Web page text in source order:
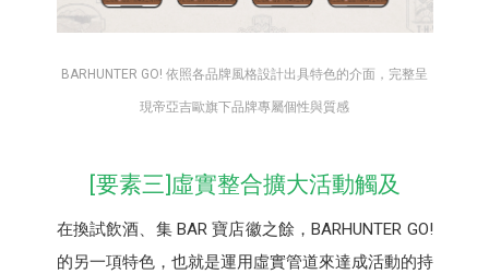
BARHUNTER GO! 依照各品牌風格設計出具特色的介面，完整呈
現帝亞吉歐旗下品牌專屬個性與質感
[要素三]虛實整合擴大活動觸及
在換試飲酒、集 BAR 寶店徽之餘，BARHUNTER GO!
的另一項特色，也就是運用虛實管道來達成活動的持